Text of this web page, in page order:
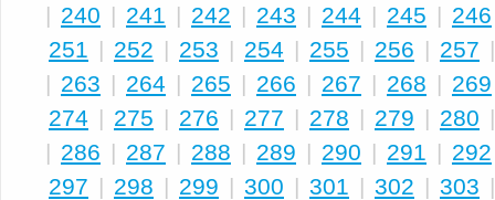
| 240 | 241 | 242 | 243 | 244 | 245 | 246
251 | 252 | 253 | 254 | 255 | 256 | 257
| 263 | 264 | 265 | 266 | 267 | 268 | 269
274 | 275 | 276 | 277 | 278 | 279 | 280
| 286 | 287 | 288 | 289 | 290 | 291 | 292
297 | 298 | 299 | 300 | 301 | 302 | 303